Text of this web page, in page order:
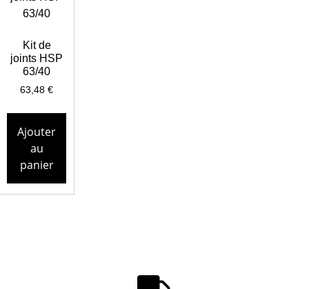
Kit de
joints HSP
63/40
63,48€
Ajouter
au
panier